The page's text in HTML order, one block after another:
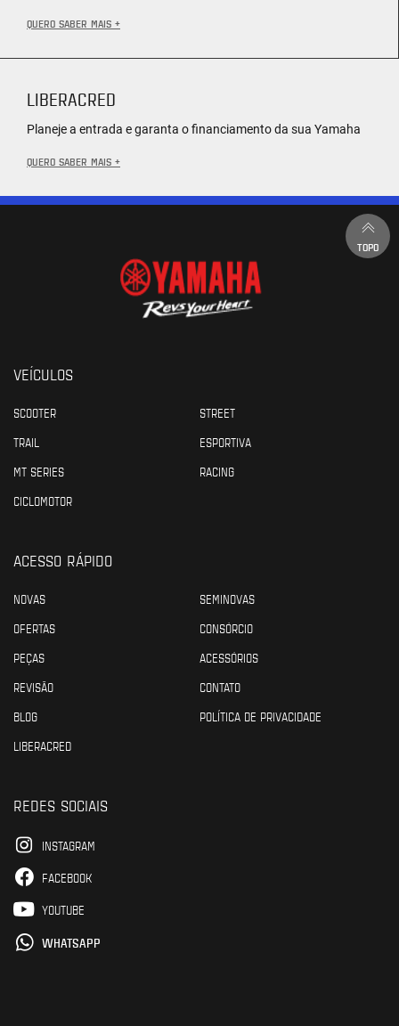
QUERO SABER MAIS +
LIBERACRED
Planeje a entrada e garanta o financiamento da sua Yamaha
QUERO SABER MAIS +
TOPO
VEÍCULOS
SCOOTER
STREET
TRAIL
ESPORTIVA
MT SERIES
RACING
CICLOMOTOR
ACESSO RÁPIDO
NOVAS
SEMINOVAS
OFERTAS
CONSÓRCIO
PEÇAS
ACESSÓRIOS
REVISÃO
CONTATO
BLOG
POLÍTICA DE PRIVACIDADE
LIBERACRED
REDES SOCIAIS
INSTAGRAM
FACEBOOK
YOUTUBE
WHATSAPP